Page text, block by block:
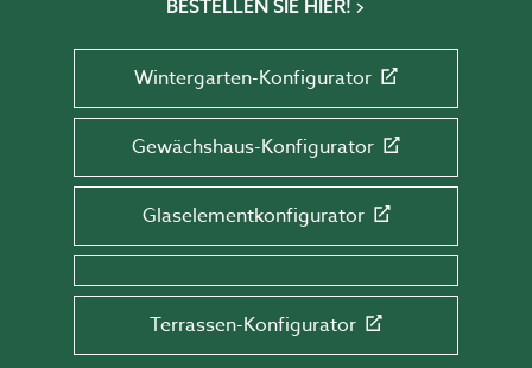
BESTELLEN SIE HIER!
Wintergarten-Konfigurator
Gewächshaus-Konfigurator
Glaselementkonfigurator
Terrassen-Konfigurator